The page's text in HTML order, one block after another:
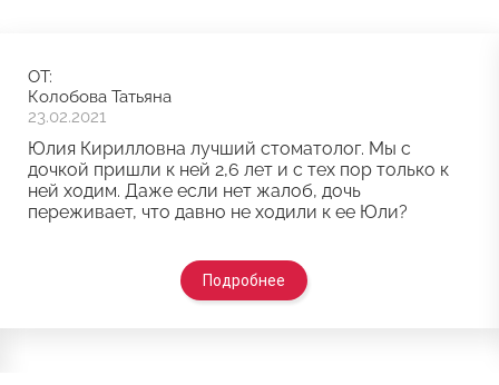
ОТ:
Колобова Татьяна
23.02.2021
Юлия Кирилловна лучший стоматолог. Мы с
дочкой пришли к ней 2,6 лет и с тех пор только к
ней ходим. Даже если нет жалоб, дочь
переживает, что давно не ходили к ее Юли?
Подробнее